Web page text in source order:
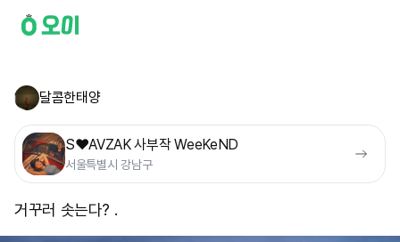
달콤한태양
S❤️AVZAK 사부작 WeeKeND
서울특별시 강남구
거꾸러 솟는다? .